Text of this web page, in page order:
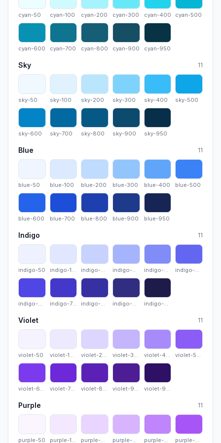
cyan-50
cyan-50
cyan-100
cyan-100
cyan-200
cyan-200
cyan-300
cyan-300
cyan-400
cyan-400
cyan-
cyan-500
cyan-600
cyan-600
cyan-700
cyan-700
cyan-800
cyan-800
cyan-900
cyan-900
cyan-950
cyan-950
Sky 11
sky-50
sky-50
sky-100
sky-100
sky-200
sky-200
sky-300
sky-300
sky-400
sky-400
sky-500
sky-500
sky-600
sky-600
sky-700
sky-700
sky-800
sky-800
sky-900
sky-900
sky-950
sky-950
Blue 11
blue-50
blue-50
blue-100
blue-100
blue-200
blue-200
blue-300
blue-300
blue-400
blue-400
blue-
blue-500
blue-600
blue-600
blue-700
blue-700
blue-800
blue-800
blue-900
blue-900
blue-950
blue-950
Indigo 11
indigo-50
indigo-50
indigo-100
indigo-100
indigo-200
indigo-200
indigo-300
indigo-300
indigo-400
indigo-400
indigo-
indigo-500
indigo-600
indigo-600
indigo-700
indigo-700
indigo-800
indigo-800
indigo-900
indigo-900
indigo-950
indigo-950
Violet 11
violet-50
violet-50
violet-100
violet-100
violet-200
violet-200
violet-300
violet-300
violet-400
violet-400
violet-
violet-500
violet-600
violet-600
violet-700
violet-700
violet-800
violet-800
violet-900
violet-900
violet-950
violet-950
Purple 11
purple-50
purple-50
purple-100
purple-100
purple-200
purple-200
purple-300
purple-300
purple-400
purple-400
purple-
purple-500